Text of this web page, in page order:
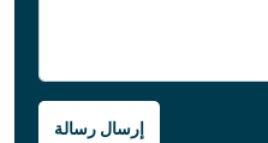
إرسال رسالة